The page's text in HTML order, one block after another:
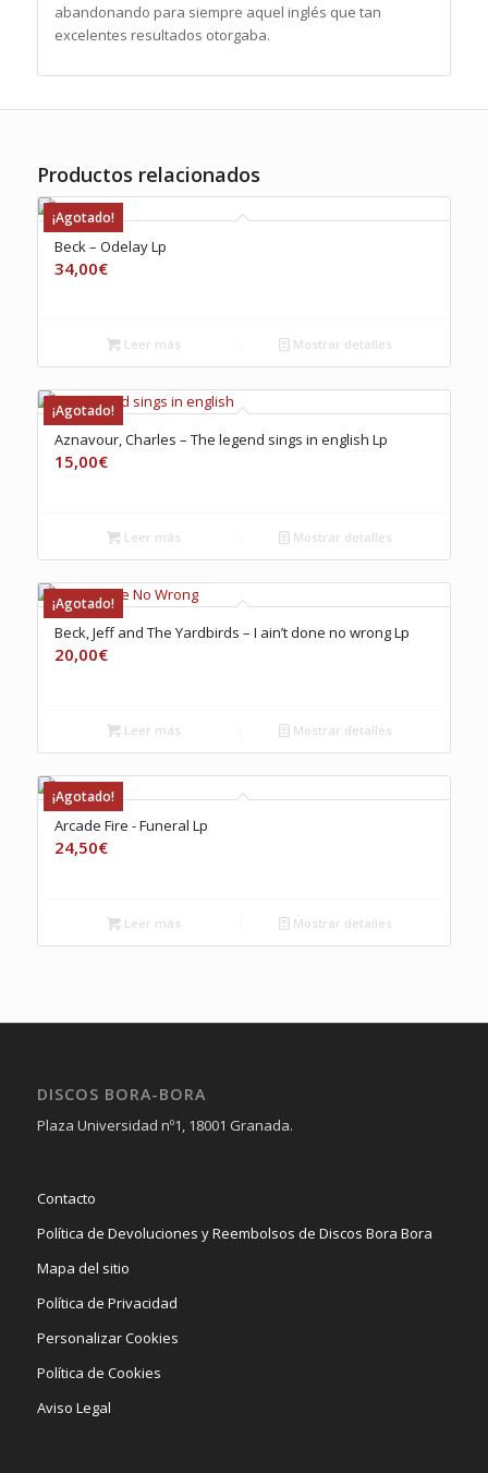
abandonando para siempre aquel inglés que tan
excelentes resultados otorgaba.
Productos relacionados
¡Agotado!
Beck – Odelay Lp
34,00€
Leer más Mostrar detalles
¡Agotado!
Aznavour, Charles – The legend sings in english Lp
15,00€
Leer más Mostrar detalles
¡Agotado!
Beck, Jeff and The Yardbirds – I ain’t done no wrong Lp
20,00€
Leer más Mostrar detalles
¡Agotado!
Arcade Fire ‎- Funeral Lp
24,50€
Leer más Mostrar detalles
DISCOS BORA-BORA
Plaza Universidad nº1, 18001 Granada.
Contacto
Política de Devoluciones y Reembolsos de Discos Bora Bora
Mapa del sitio
Política de Privacidad
Personalizar Cookies
Política de Cookies
Aviso Legal